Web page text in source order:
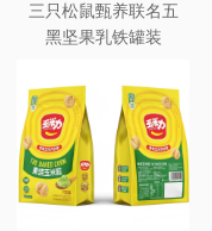
三只松鼠甄养联名五
黑坚果乳铁罐装